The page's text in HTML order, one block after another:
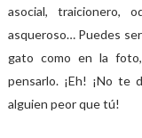
asocial, traicionero,
asqueroso… Puedes
gato como en la
pensarlo. ¡Eh! ¡No te
alguien peor que tú!